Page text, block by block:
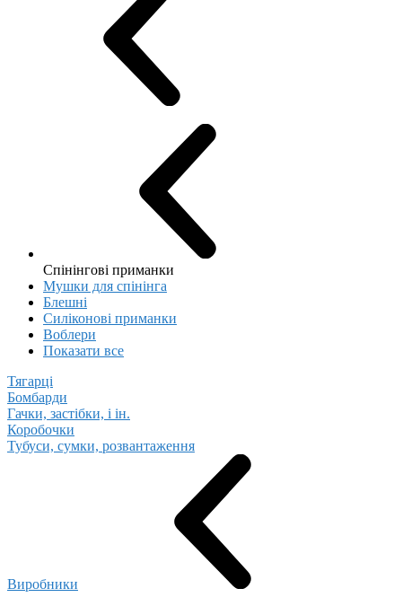
Спінінгові приманки
Мушки для спінінга
Блешні
Cиліконові приманки
Воблери
Показати все
Тягарці
Бомбарди
Гачки, застібки, і ін.
Коробочки
Тубуси, сумки, розвантаження
Виробники